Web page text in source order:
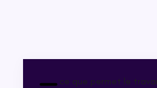
ce que permet le travail